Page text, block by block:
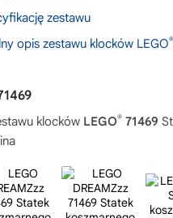
zestawu
opis zestawu klocków LEGO®
klocków LEGO® 71469